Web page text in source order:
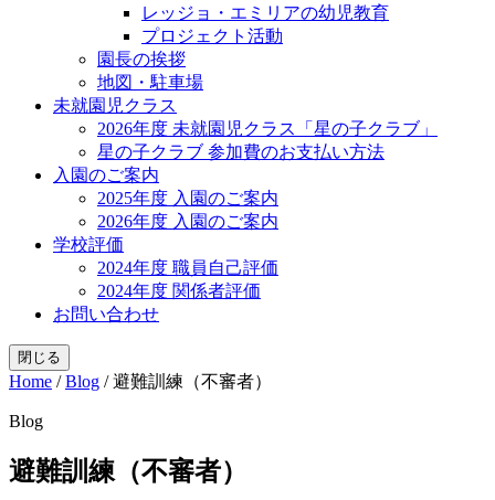
レッジョ・エミリアの幼児教育
プロジェクト活動
園長の挨拶
地図・駐車場
未就園児クラス
2026年度 未就園児クラス「星の子クラブ」
星の子クラブ 参加費のお支払い方法
入園のご案内
2025年度 入園のご案内
2026年度 入園のご案内
学校評価
2024年度 職員自己評価
2024年度 関係者評価
お問い合わせ
閉じる
Home /Blog /避難訓練（不審者）
Blog
避難訓練（不審者）